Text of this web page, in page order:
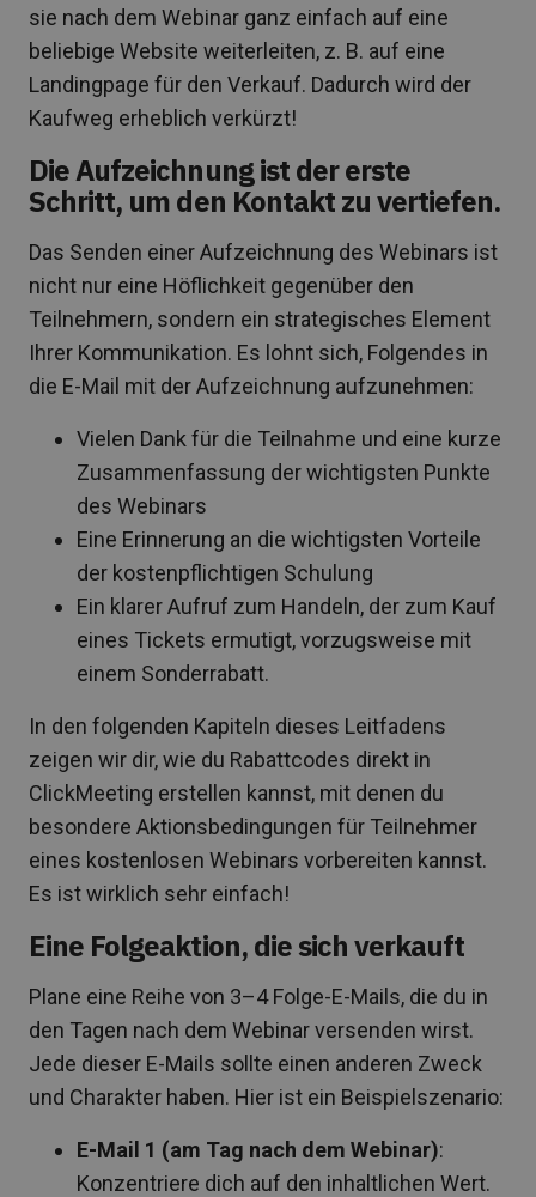
sie nach dem Webinar ganz einfach auf eine
beliebige Website weiterleiten, z. B. auf eine
Landingpage für den Verkauf. Dadurch wird der
Kaufweg erheblich verkürzt!
Die Aufzeichnung ist der erste
Schritt, um den Kontakt zu vertiefen.
Das Senden einer Aufzeichnung des Webinars ist
nicht nur eine Höflichkeit gegenüber den
Teilnehmern, sondern ein strategisches Element
Ihrer Kommunikation. Es lohnt sich, Folgendes in
die E-Mail mit der Aufzeichnung aufzunehmen:
Vielen Dank für die Teilnahme und eine kurze
Zusammenfassung der wichtigsten Punkte
des Webinars
Eine Erinnerung an die wichtigsten Vorteile
der kostenpflichtigen Schulung
Ein klarer Aufruf zum Handeln, der zum Kauf
eines Tickets ermutigt, vorzugsweise mit
einem Sonderrabatt.
In den folgenden Kapiteln dieses Leitfadens
zeigen wir dir, wie du Rabattcodes direkt in
ClickMeeting erstellen kannst, mit denen du
besondere Aktionsbedingungen für Teilnehmer
eines kostenlosen Webinars vorbereiten kannst.
Es ist wirklich sehr einfach!
Eine Folgeaktion, die sich verkauft
Plane eine Reihe von 3–4 Folge-E-Mails, die du in
den Tagen nach dem Webinar versenden wirst.
Jede dieser E-Mails sollte einen anderen Zweck
und Charakter haben. Hier ist ein Beispielszenario:
E-Mail 1 (am Tag nach dem Webinar):
Konzentriere dich auf den inhaltlichen Wert.